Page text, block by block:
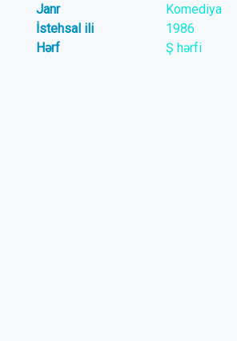
Janr
Komediya
İstehsal ili
1986
Hərf
Ş hərfi